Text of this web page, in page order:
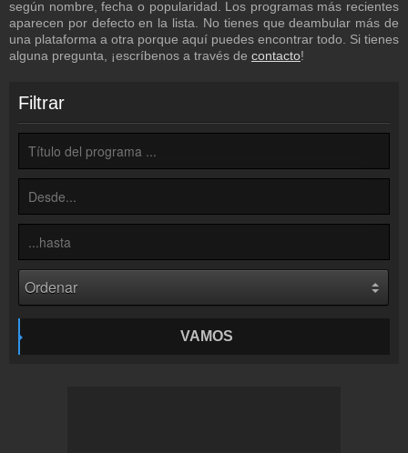
Descubre lo que ha sonado hasta ahora
Emisoras
W Radio frecuencia
Los programas de W Radio
Contacto
¡Escríbenos!
Colaboración
¡Envía tu radio!
Inserción de la radio
Inclúyelo a tu sitio web
según nombre, fecha o popularidad. Los programas más recientes
aparecen por defecto en la lista. No tienes que deambular más de
una plataforma a otra porque aquí puedes encontrar todo. Si tienes
alguna pregunta, ¡escríbenos a través de contacto!
Filtrar
VAMOS